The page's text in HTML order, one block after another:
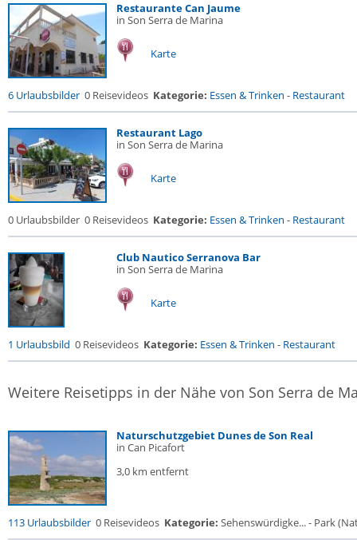
Restaurante Can Jaume
in Son Serra de Marina
Karte
6 Urlaubsbilder 0 Reisevideos Kategorie: Essen & Trinken - Restaurant
Restaurant Lago
in Son Serra de Marina
Karte
0 Urlaubsbilder 0 Reisevideos Kategorie: Essen & Trinken - Restaurant
Club Nautico Serranova Bar
in Son Serra de Marina
Karte
1 Urlaubsbild 0 Reisevideos Kategorie: Essen & Trinken - Restaurant
Weitere Reisetipps in der Nähe von Son Serra de
Naturschutzgebiet Dunes de Son Real
in Can Picafort
3,0 km entfernt
113 Urlaubsbilder 0 Reisevideos Kategorie: Sehenswürdigke... - Park